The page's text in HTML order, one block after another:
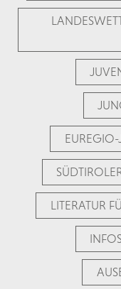
EUREGIO-
LITERATUR